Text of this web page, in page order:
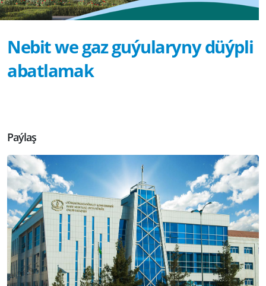
Nebit we gaz guýularyny düýpli
abatlamak
Paýlaş